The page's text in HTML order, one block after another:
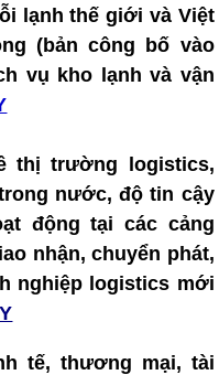
lạnh thế giới và Việt
(bản công bố vào
vụ kho lạnh và vận
thị trường logistics,
nước, độ tin cậy
động tại các cảng
nhận, chuyển phát,
nghiệp logistics mới
tế, thương mại, tài